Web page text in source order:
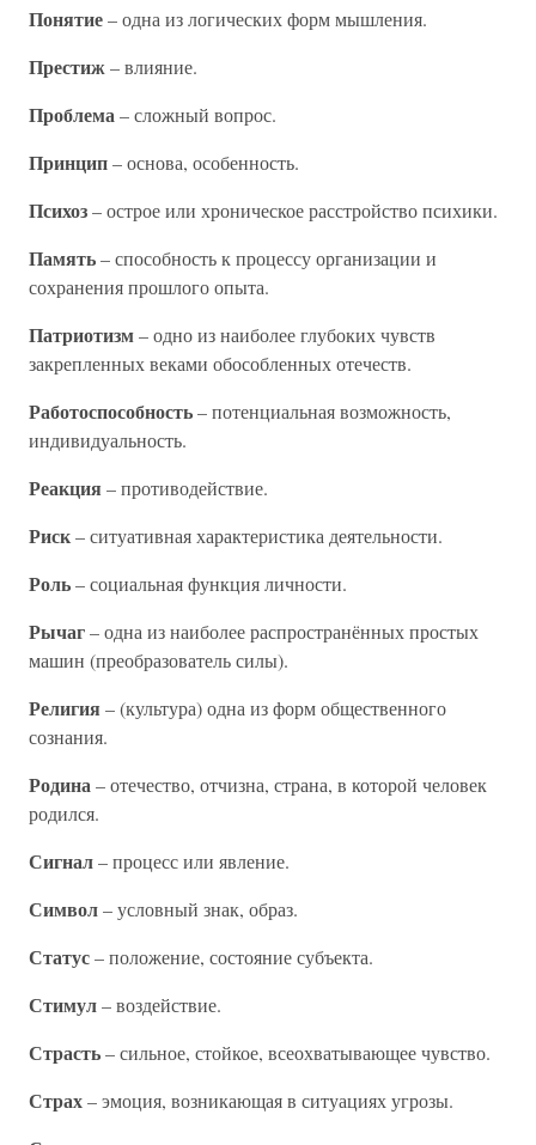
Понятие– одна из логических форм мышления.
Престиж– влияние.
Проблема– сложный вопрос.
Принцип– основа, особенность.
Психоз– острое или хроническое расстройство психики.
Память– способность к процессу организации и
сохранения прошлого опыта.
Патриотизм– одно из наиболее глубоких чувств
закрепленных веками обособленных отечеств.
Работоспособность– потенциальная возможность,
индивидуальность.
Реакция – противодействие.
Риск– ситуативная характеристика деятельности.
Роль– социальная функция личности.
Рычаг– одна из наиболее распространённых простых
машин (преобразователь силы).
Религия – (культура) одна из форм общественного
сознания.
Родина– отечество, отчизна, страна, в которой человек
родился.
Сигнал– процесс или явление.
Символ– условный знак, образ.
Статус– положение, состояние субъекта.
Стимул– воздействие.
Страсть– сильное, стойкое, всеохватывающее чувство.
Страх– эмоция, возникающая в ситуациях угрозы.